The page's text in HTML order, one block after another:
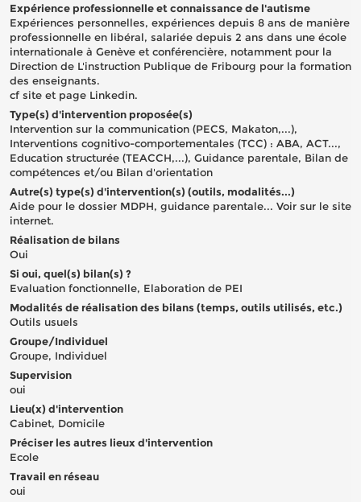
Expérience professionnelle et connaissance de l'autisme
Expériences personnelles, expériences depuis 8 ans de manière
professionnelle en libéral, salariée depuis 2 ans dans une école
internationale à Genève et conférencière, notamment pour la
Direction de L'instruction Publique de Fribourg pour la formation
des enseignants.
cf site et page Linkedin.
Type(s) d'intervention proposée(s)
Intervention sur la communication (PECS, Makaton,...),
Interventions cognitivo-comportementales (TCC) : ABA, ACT...,
Education structurée (TEACCH,...), Guidance parentale, Bilan de
compétences et/ou Bilan d'orientation
Autre(s) type(s) d'intervention(s) (outils, modalités...)
Aide pour le dossier MDPH, guidance parentale... Voir sur le site
internet.
Réalisation de bilans
Oui
Si oui, quel(s) bilan(s) ?
Evaluation fonctionnelle, Elaboration de PEI
Modalités de réalisation des bilans (temps, outils utilisés, etc.)
Outils usuels
Groupe/Individuel
Groupe, Individuel
Supervision
oui
Lieu(x) d'intervention
Cabinet, Domicile
Préciser les autres lieux d'intervention
Ecole
Travail en réseau
oui